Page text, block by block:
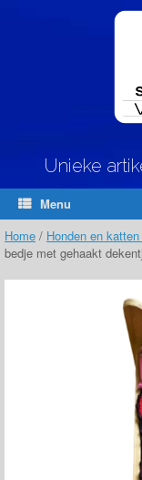
Unieke
Menu
Home / Honden en
bedje met gehaakt